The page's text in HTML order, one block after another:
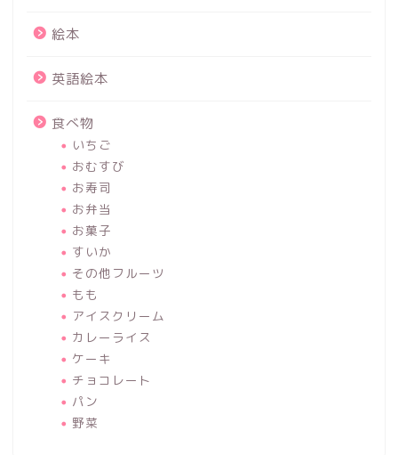
絵本
英語絵本
食べ物
いちご
おむすび
お寿司
お弁当
お菓子
すいか
その他フルーツ
もも
アイスクリーム
カレーライス
ケーキ
チョコレート
パン
野菜